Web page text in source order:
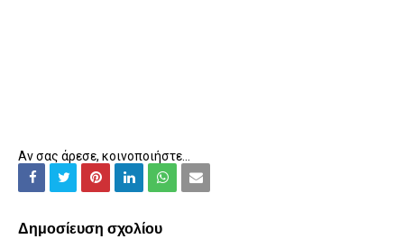
Αν σας άρεσε, κοινοποιήστε...
Δημοσίευση σχολίου